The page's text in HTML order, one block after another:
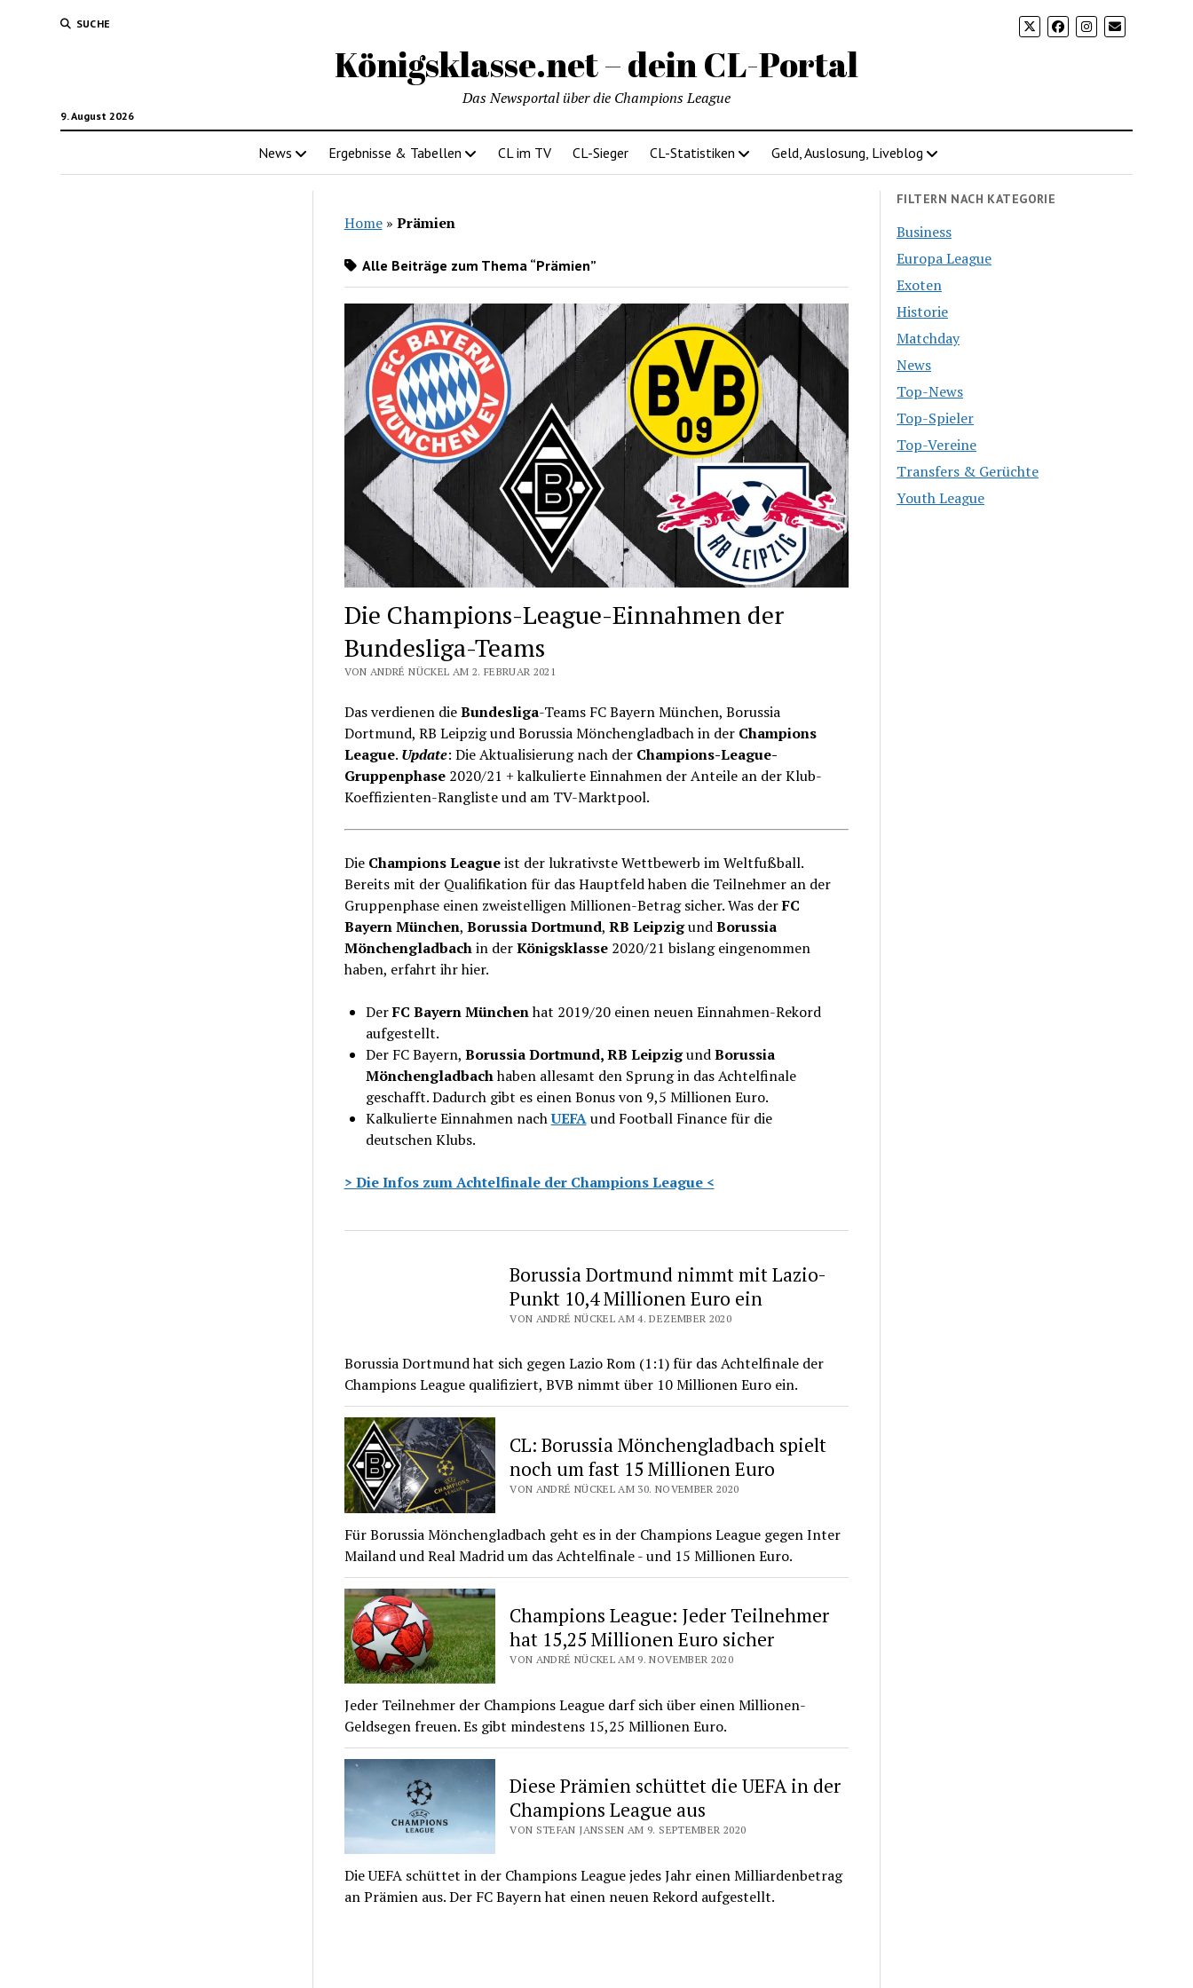
SUCHE
Königsklasse.net – dein CL-Portal
9. August 2026
Das Newsportal über die Champions League
News Ergebnisse & Tabellen CL im TV CL-Sieger CL-Statistiken Geld, Auslosung, Liveblog
Home» Prämien
Alle Beiträge zum Thema “Prämien”
Die Champions-League-Einnahmen der
Bundesliga-Teams
VON ANDRÉ NÜCKEL AM 2. FEBRUAR 2021
Das verdienen dieBundesliga-Teams FC Bayern München, Borussia
Dortmund, RB Leipzig und Borussia Mönchengladbach in der Champions
League. Update: Die Aktualisierung nach der Champions-League-
Gruppenphase2020/21 + kalkulierte Einnahmen der Anteile an der Klub-
Koeffizienten-Rangliste und am TV-Marktpool.
Die Champions Leagueist der lukrativste Wettbewerb im Weltfußball.
Bereits mit der Qualifikation für das Hauptfeld haben die Teilnehmer an der
Gruppenphase einen zweistelligen Millionen-Betrag sicher. Was derFC
Bayern München, Borussia Dortmund, RB LeipzigundBorussia
Mönchengladbachin derKönigsklasse2020/21 bislang eingenommen
haben, erfahrt ihr hier.
DerFC Bayern Münchenhat 2019/20 einen neuen Einnahmen-Rekord
aufgestellt.
Der FC Bayern, Borussia Dortmund, RB LeipzigundBorussia
Mönchengladbachhaben allesamt den Sprung in das Achtelfinale
geschafft. Dadurch gibt es einen Bonus von 9,5 Millionen Euro.
Kalkulierte Einnahmen nachUEFAund Football Finance für die
deutschen Klubs.
> Die Infos zum Achtelfinale der Champions League <
Borussia Dortmund nimmt mit Lazio-
Punkt 10,4 Millionen Euro ein
VON ANDRÉ NÜCKEL AM 4. DEZEMBER 2020
Borussia Dortmund hat sich gegen Lazio Rom (1:1) für das Achtelfinale der
Champions League qualifiziert, BVB nimmt über 10 Millionen Euro ein.
CL: Borussia Mönchengladbach spielt
noch um fast 15 Millionen Euro
VON ANDRÉ NÜCKEL AM 30. NOVEMBER 2020
Für Borussia Mönchengladbach geht es in der Champions League gegen Inter
Mailand und Real Madrid um das Achtelfinale - und 15 Millionen Euro.
Champions League: Jeder Teilnehmer
hat 15,25 Millionen Euro sicher
VON ANDRÉ NÜCKEL AM 9. NOVEMBER 2020
Jeder Teilnehmer der Champions League darf sich über einen Millionen-
Geldsegen freuen. Es gibt mindestens 15,25 Millionen Euro.
Diese Prämien schüttet die UEFA in der
Champions League aus
VON STEFAN JANSSEN AM 9. SEPTEMBER 2020
Die UEFA schüttet in der Champions League jedes Jahr einen Milliardenbetrag
an Prämien aus. Der FC Bayern hat einen neuen Rekord aufgestellt.
FILTERN NACH KATEGORIE
Business
Europa League
Exoten
Historie
Matchday
News
Top-News
Top-Spieler
Top-Vereine
Transfers & Gerüchte
Youth League